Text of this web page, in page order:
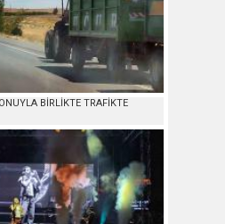
BİRLİKTE TRAFİKTE